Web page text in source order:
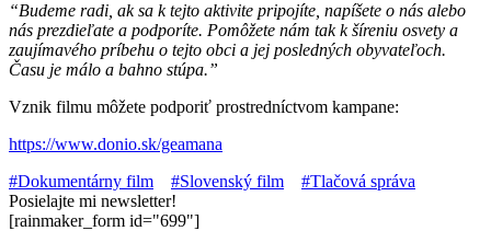
“Budeme radi, ak sa k tejto aktivite pripojíte, napíšete o nás alebo
nás prezdieľate a podporíte. Pomôžete nám tak k šíreniu osvety a
zaujímavého príbehu o tejto obci a jej posledných obyvateľoch.
Času je málo a bahno stúpa.”
Vznik filmu môžete podporiť prostredníctvom kampane:
https://www.donio.sk/geamana
#Dokumentárny film
#Slovenský film
#Tlačová správa
Posielajte mi newsletter!
[rainmaker_form id="699"]